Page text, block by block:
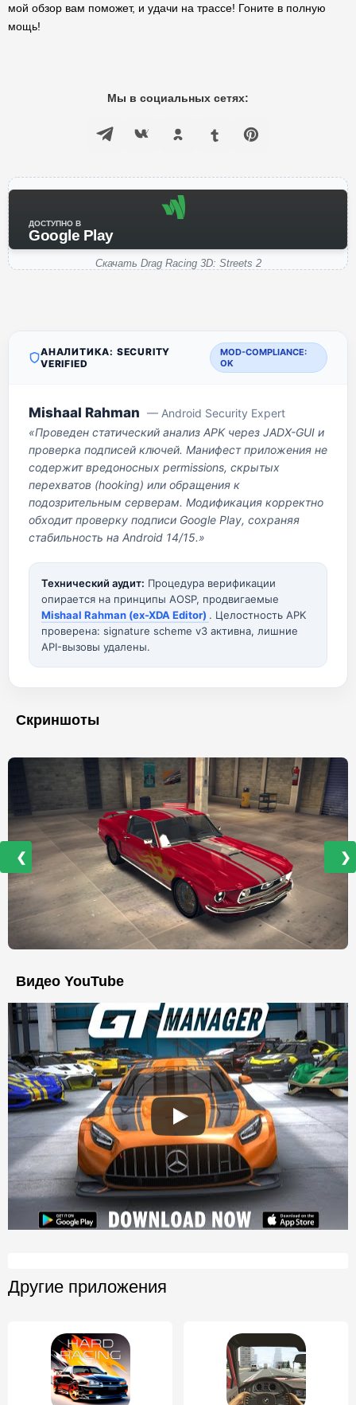
мой обзор вам поможет, и удачи на трассе! Гоните в полную
мощь!
Мы в социальных сетях:
ДОСТУПНО В
Google Play
Скачать Drag Racing 3D: Streets 2
АНАЛИТИКА: SECURITY
VERIFIED
MOD-COMPLIANCE:
OK
Mishaal Rahman — Android Security Expert
«Проведен статический анализ APK через JADX-GUI и
проверка подписей ключей. Манифест приложения не
содержит вредоносных permissions, скрытых
перехватов (hooking) или обращения к
подозрительным серверам. Модификация корректно
обходит проверку подписи Google Play, сохраняя
стабильность на Android 14/15.»
Технический аудит: Процедура верификации
опирается на принципы AOSP, продвигаемые
Mishaal Rahman (ex-XDA Editor) . Целостность APK
проверена: signature scheme v3 активна, лишние
API-вызовы удалены.
Скриншоты
❮ ❯
Видео YouTube
Другие приложения